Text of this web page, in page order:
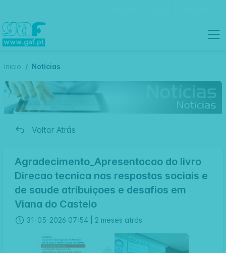
Inicio Notícias
Voltar Atrás
Agradecimento_Apresentacao do livro
Direcao tecnica nas respostas sociais e
de saude atribuiçoes e desafios em
Viana do Castelo
31-05-2026 07:54 | 2 meses atrás